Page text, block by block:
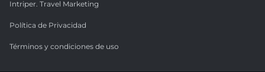
Intriper. Travel Marketing
Política de Privacidad
Términos y condiciones de uso